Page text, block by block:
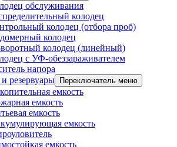
обслуживания
колодец
колодец (отбора проб)
колодец
колодец (линейный)
с УФ-обеззараживателем
напора
резервуары
Переключатель меню
емкость
емкость
емкость
емкость
емкость